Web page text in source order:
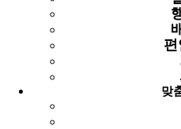
맞
시립용산노인종합복
운영위원회 회의록 공
페이지 정보
최고관리자 2024-10-07